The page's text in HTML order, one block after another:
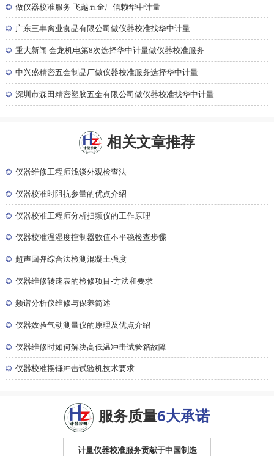
◎ 做仪器校准服务 飞越五金厂信赖华中计量
◎ 广东三丰禽业食品有限公司做仪器校准找华中计量
◎ 重大新闻 金龙机电第8次选择华中计量做仪器校准服务
◎ 中兴盛精密五金制品厂做仪器校准服务选择华中计量
◎ 深圳市森田精密塑胶五金有限公司做仪器校准找华中计量
相关文章推荐
◎ 仪器维修工程师浅谈外观检查法
◎ 仪器校准时阻抗参量的优点介绍
◎ 仪器校准工程师分析扫频仪的工作原理
◎ 仪器校准温湿度控制器数值不平稳检查步骤
◎ 超声回弹综合法检测混凝土强度
◎ 仪器维修转速表的检修项目-方法和要求
◎ 频谱分析仪维修与保养简述
◎ 仪器效验气动测量仪的原理及优点介绍
◎ 仪器维修时如何解决高低温冲击试验箱故障
◎ 仪器校准摆锤冲击试验机技术要求
服务质量6大承诺
计量仪器校准服务贡献于中国制造